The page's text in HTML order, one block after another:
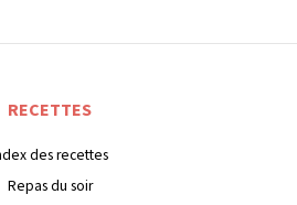
RECETTES
des recettes
Repas du soir